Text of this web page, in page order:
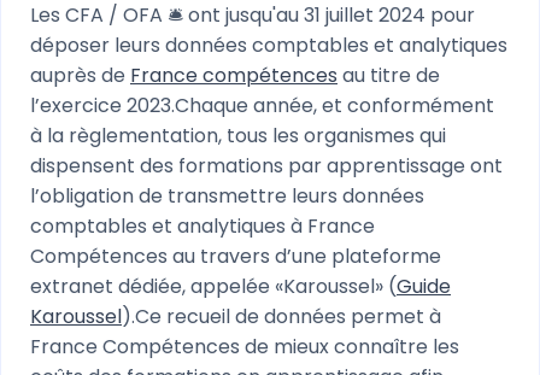
Les CFA / OFA 🛎️ ont jusqu'au 31 juillet 2024 pour
déposer leurs données comptables et analytiques
auprès de France compétences au titre de
l’exercice 2023.Chaque année, et conformément
à la règlementation, tous les organismes qui
dispensent des formations par apprentissage ont
l’obligation de transmettre leurs données
comptables et analytiques à France
Compétences au travers d’une plateforme
extranet dédiée, appelée «Karoussel» (Guide
Karoussel).Ce recueil de données permet à
France Compétences de mieux connaître les